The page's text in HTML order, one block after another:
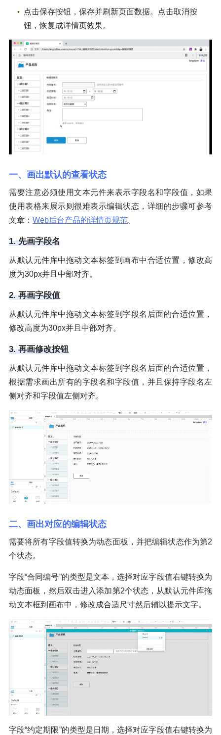
点击保存按钮，保存并刷新页面数据。点击取消按
钮，恢复成详情页效果。
一、画出默认的查看状态
需要注意必须使用文本元件来表示字段名和字段值，如果
使用表格来展示则很难表示编辑状态，详细的步骤可参考
文章： Web后台产品的详情页规范。
1. 先画字段名
从默认元件库中拖动文本标签到画布中合适位置，修改高
度为30px并且中部对齐。
2. 再画字段值
从默认元件库中拖动文本标签到字段名后面的合适位置，
修改高度为30px并且中部对齐。
3. 再画修改按钮
从默认元件库中拖动文本标签到字段名后面的合适位置，
根据需求画出所有的字段名和字段值，并且保持字段名左
侧对齐和字段值左侧对齐。
二、画出对应的编辑状态
需要将所有字段值转换为动态面板，并把编辑状态作为第2
个状态。
字段“合同编号”的类型是文本，选择对应字段值右键转换为
动态面板，然后双击进入添加第2个状态，从默认元件库拖
动文本框到画布中，修改成合适尺寸然后辅以提示文字。
字段“约定期限”的类型是日期，选择对应字段值右键转换为